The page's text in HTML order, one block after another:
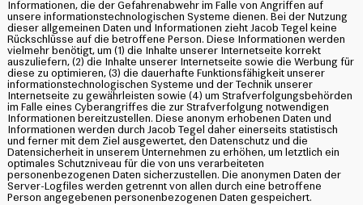
Informationen, die der Gefahrenabwehr im Falle von Angriffen auf
unsere informationstechnologischen Systeme dienen. Bei der Nutzung
dieser allgemeinen Daten und Informationen zieht Jacob Tegel keine
Rückschlüsse auf die betroffene Person. Diese Informationen werden
vielmehr benötigt, um (1) die Inhalte unserer Internetseite korrekt
auszuliefern, (2) die Inhalte unserer Internetseite sowie die Werbung für
diese zu optimieren, (3) die dauerhafte Funktionsfähigkeit unserer
informationstechnologischen Systeme und der Technik unserer
Internetseite zu gewährleisten sowie (4) um Strafverfolgungsbehörden
im Falle eines Cyberangriffes die zur Strafverfolgung notwendigen
Informationen bereitzustellen. Diese anonym erhobenen Daten und
Informationen werden durch Jacob Tegel daher einerseits statistisch
und ferner mit dem Ziel ausgewertet, den Datenschutz und die
Datensicherheit in unserem Unternehmen zu erhöhen, um letztlich ein
optimales Schutzniveau für die von uns verarbeiteten
personenbezogenen Daten sicherzustellen. Die anonymen Daten der
Server-Logfiles werden getrennt von allen durch eine betroffene
Person angegebenen personenbezogenen Daten gespeichert.